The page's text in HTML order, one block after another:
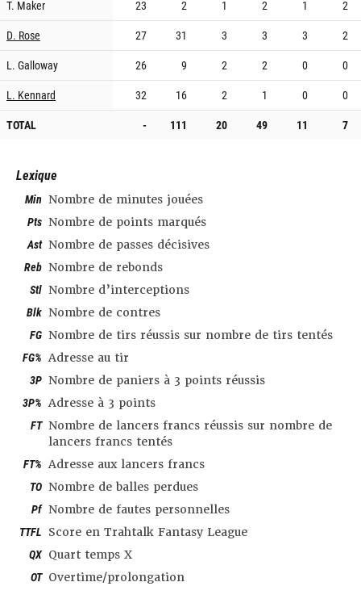
T. Maker
23 2 1 2 1
2
D. Rose
27 31 3 3 3
2
L. Galloway
26 9 2 2 0
0
L. Kennard
32 16 2 1 0
0
TOTAL
- 111 20 49 11 7
Lexique
Min Nombre de minutes jouées
Pts Nombre de points marqués
Ast Nombre de passes décisives
Reb Nombre de rebonds
Stl Nombre d’interceptions
Blk Nombre de contres
FG Nombre de tirs réussis sur nombre de tirs tentés
FG% Adresse au tir
3P Nombre de paniers à 3 points réussis
3P% Adresse à 3 points
FT Nombre de lancers francs réussis sur nombre de
lancers francs tentés
FT% Adresse aux lancers francs
TO Nombre de balles perdues
Pf Nombre de fautes personnelles
TTFL Score en Trahtalk Fantasy League
QX Quart temps X
OT Overtime/prolongation